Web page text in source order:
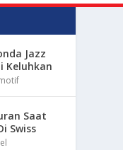
Jazz
Keluhkan
Saat
Swiss